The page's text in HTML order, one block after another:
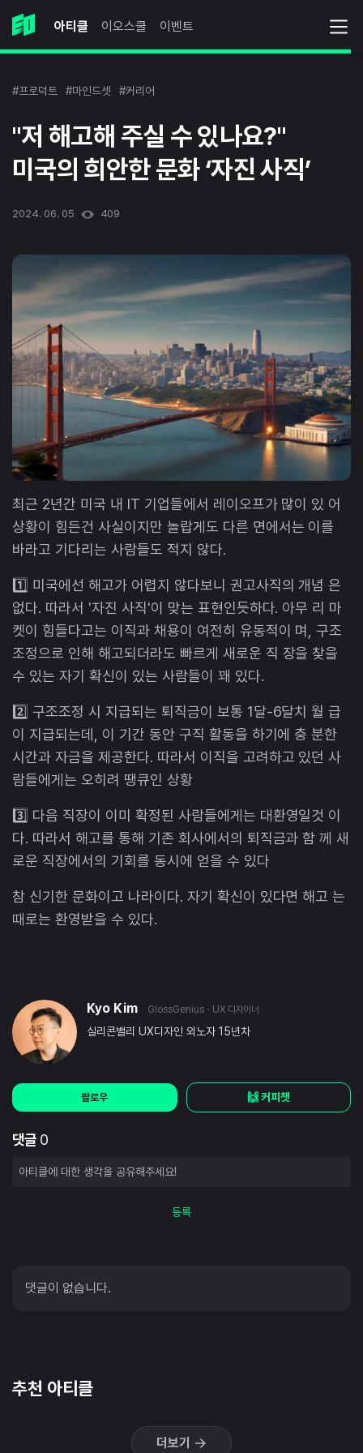
아티클 이오스쿨 이벤트
#프로덕트 #마인드셋 #커리어
"저 해고해 주실 수 있나요?"
미국의 희안한 문화 ‘자진 사직’
2024. 06. 05 409
최근 2년간 미국 내 IT 기업들에서 레이오프가 많이 있 어
상황이 힘든건 사실이지만 놀랍게도 다른 면에서는 이를
바라고 기다리는 사람들도 적지 않다.
1️⃣ 미국에선 해고가 어렵지 않다보니 권고사직의 개념 은
없다. 따라서 '자진 사직'이 맞는 표현인듯하다. 아무 리 마
켓이 힘들다고는 이직과 채용이 여전히 유동적이 며, 구조
조정으로 인해 해고되더라도 빠르게 새로운 직 장을 찾을
수 있는 자기 확신이 있는 사람들이 꽤 있다.
2️⃣ 구조조정 시 지급되는 퇴직금이 보통 1달-6달치 월 급
이 지급되는데, 이 기간 동안 구직 활동을 하기에 충 분한
시간과 자금을 제공한다. 따라서 이직을 고려하고 있던 사
람들에게는 오히려 땡큐인 상황
3️⃣ 다음 직장이 이미 확정된 사람들에게는 대환영일것 이
다. 따라서 해고를 통해 기존 회사에서의 퇴직금과 함 께 새
로운 직장에서의 기회를 동시에 얻을 수 있다
참 신기한 문화이고 나라이다. 자기 확신이 있다면 해고 는
때로는 환영받을 수 있다.
Kyo Kim GlossGenius · UX 디자이너
실리콘밸리 UX디자인 외노자 15년차
팔로우 🙌 커피챗
댓글 0
등록
댓글이 없습니다.
추천 아티클
더보기